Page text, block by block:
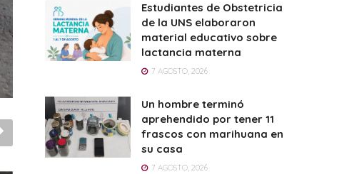
Estudiantes de Obstetricia
de la UNS elaboraron
material educativo sobre
lactancia materna
7 AGOSTO, 2026
Un hombre terminó
aprehendido por tener 11
frascos con marihuana en
su casa
7 AGOSTO, 2026